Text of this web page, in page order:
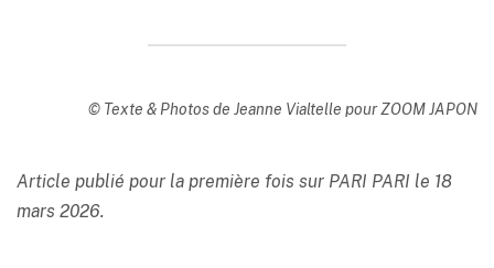
© Texte & Photos de Jeanne Vialtelle pour ZOOM JAPON
Article publié pour la première fois sur PARI PARI le 18
mars 2026.